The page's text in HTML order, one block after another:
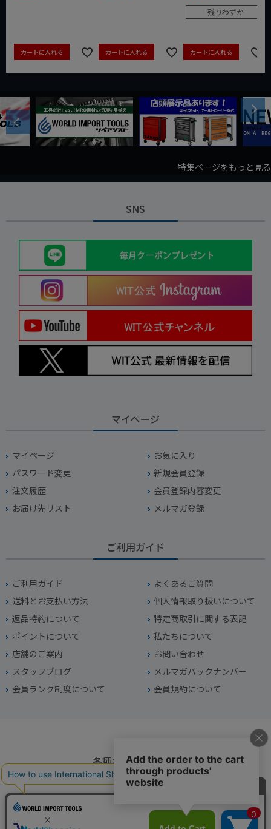
カートに入れる カートに入れる
残りわずか
カートに入れる
Previous
Next
特集ページをもっと見る
SNS
マイページ
マイページ
お気に入り
パスワード変更
新規会員登録
注文履歴
会員登録内容変更
お届け先リスト
メルマガ登録
ご利用ガイド
ご利用ガイド
よくあるご質問
送料とお支払い方法
個人情報取り扱いについて
返品特約について
特定商取引に関する表記
ポイントについて
私たちについて
店舗のご案内
お問い合わせ
スタッフブログ
メルマガバックナンバー
会員ランク制度について
会員規約について
各種お問い合わせ
045-949-2451